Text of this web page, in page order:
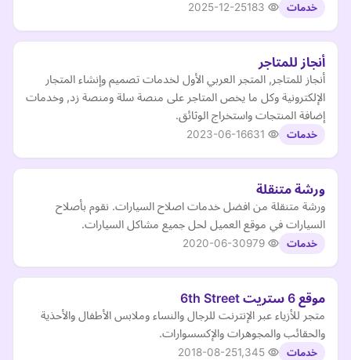
خدمات 2025-12-25
أنجاز للمتاجر
أنجاز للمتاجر, المتجر العربي الأول لخدمات تصميم وإنشاء المتجار
الإلكترونية وكل ما يخص المتاجر على منصة سلة ومنصة زد, وخدمات
إضافة المنتجات واستخراج الوثائق.
خدمات 2023-06-16
ورشة متنقلة
ورشة متنقلة من افضل خدمات اصلاح السيارات. نقوم بأصلاح
السيارات في موقع العميل لحل جميع مشاكل السيارات.
خدمات 2020-06-30
موقع 6 ستريت 6th Street
متجر للأزياء عبر الإنترنت للرجال والنساء وملابس الأطفال والأحذية
والحقائب والمجوهرات والإكسسوارات.
خدمات 2018-08-25